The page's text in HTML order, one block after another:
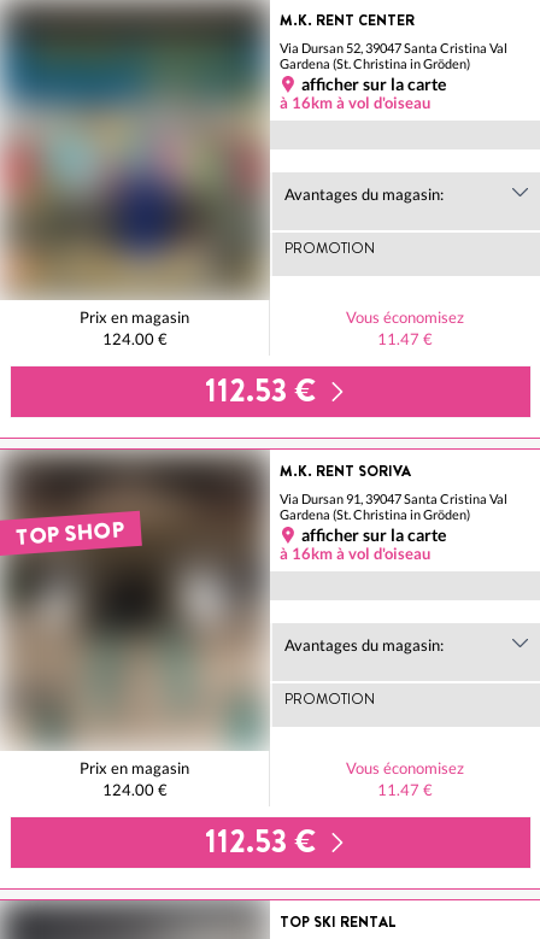
M.K. RENT CENTER
Via Dursan 52, 39047 Santa Cristina Val
Gardena (St. Christina in Gröden)
afficher sur la carte
à 16km à vol d'oiseau
Avantages du magasin:
PROMOTION
Prix en magasin
124.00 €
Vous économisez
11.47 €
112.53 €
TOP SHOP
M.K. RENT SORIVA
Via Dursan 91, 39047 Santa Cristina Val
Gardena (St. Christina in Gröden)
afficher sur la carte
à 16km à vol d'oiseau
Avantages du magasin:
PROMOTION
Prix en magasin
124.00 €
Vous économisez
11.47 €
112.53 €
TOP SKI RENTAL